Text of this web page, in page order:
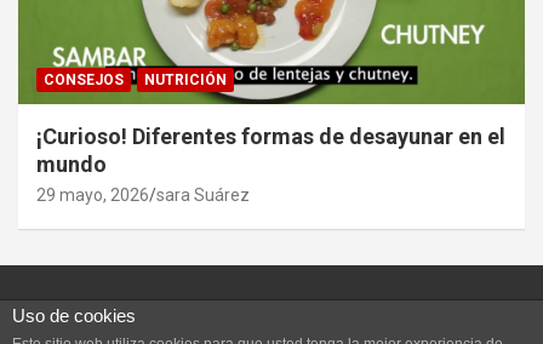
CONSEJOS NUTRICIÓN
¡Curioso! Diferentes formas de desayunar en el
mundo
29 mayo, 2026 sara Suárez
Uso de cookies